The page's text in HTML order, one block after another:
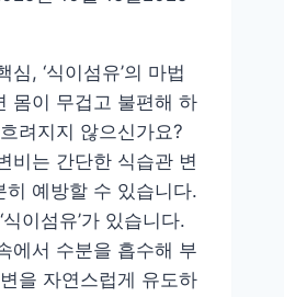
심, ‘식이섬유’의 마법
몸이 무겁고 불편해 하
려지지 않으신가요?
비는 간단한 식습관 변
히 예방할 수 있습니다.
이섬유’가 있습니다.
에서 수분을 흡수해 부
을 자연스럽게 유도하